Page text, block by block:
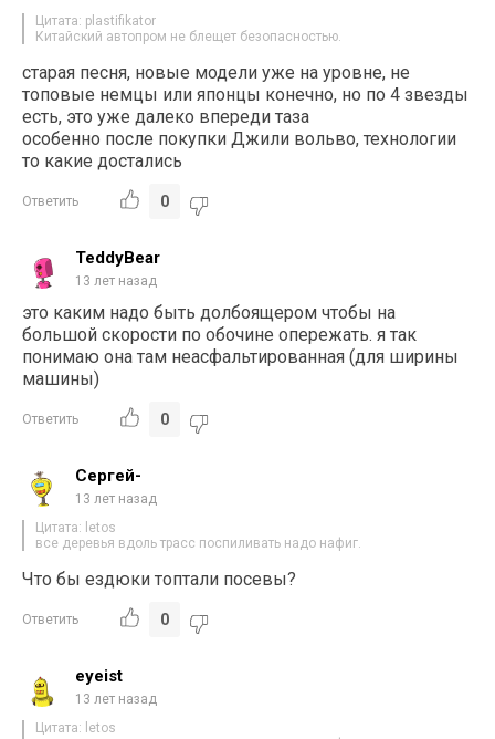
Цитата: plastifikator
Китайский автопром не блещет безопасностью.
старая песня, новые модели уже на уровне, не
топовые немцы или японцы конечно, но по 4 звезды
есть, это уже далеко впереди таза
особенно после покупки Джили вольво, технологии
то какие достались
Ответить 0
TeddyBear
13 лет назад
это каким надо быть долбоящером чтобы на
большой скорости по обочине опережать. я так
понимаю она там неасфальтированная (для ширины
машины)
Ответить 0
Сергей-
13 лет назад
Цитата: letos
все деревья вдоль трасс поспиливать надо нафиг.
Что бы ездюки топтали посевы?
Ответить 0
eyeist
13 лет назад
Цитата: letos